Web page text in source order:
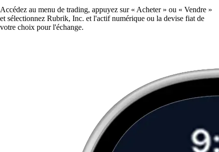
Accédez au menu de trading, appuyez sur « Acheter » ou « Vendre »
et sélectionnez Rubrik, Inc. et l'actif numérique ou la devise fiat de
votre choix pour l'échange.